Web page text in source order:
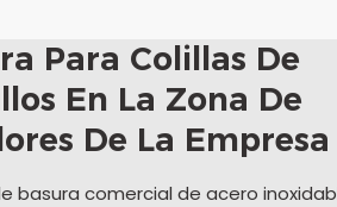
Para Colillas De
En La Zona De
De La Empresa
basura comercial de acero